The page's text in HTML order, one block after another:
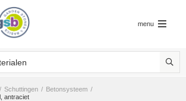
menu
/ Schuttingen / Betonsysteem /
antraciet